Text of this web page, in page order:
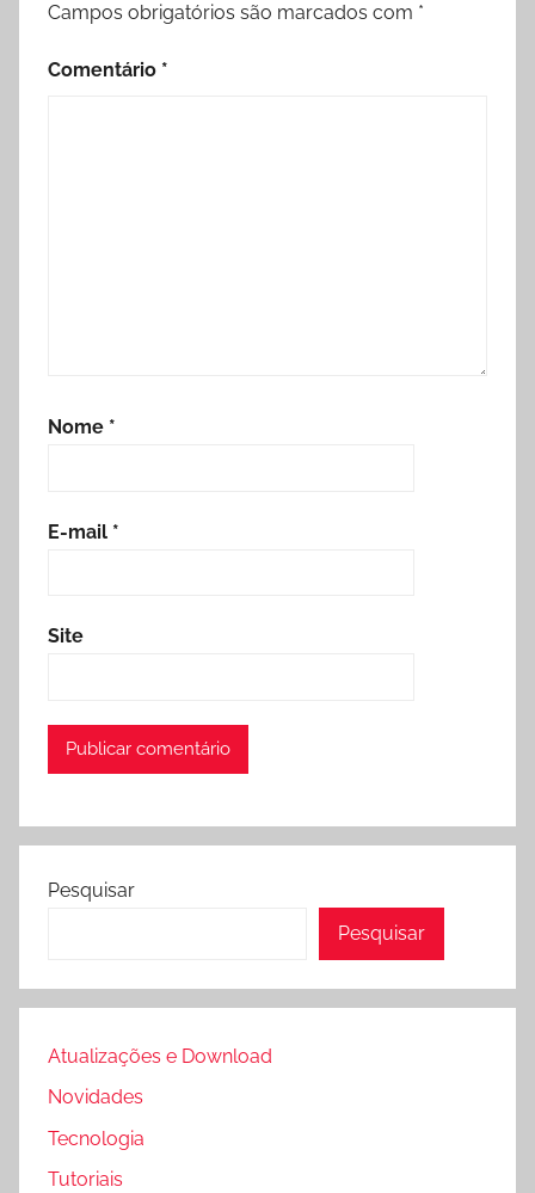
Campos obrigatórios são marcados com *
Comentário *
Nome *
E-mail *
Site
Pesquisar
Pesquisar
Atualizações e Download
Novidades
Tecnologia
Tutoriais